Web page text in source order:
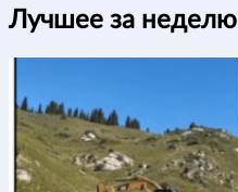
Лучшее за неделю